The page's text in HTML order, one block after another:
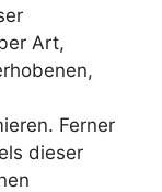
Art,
Ferner
dieser